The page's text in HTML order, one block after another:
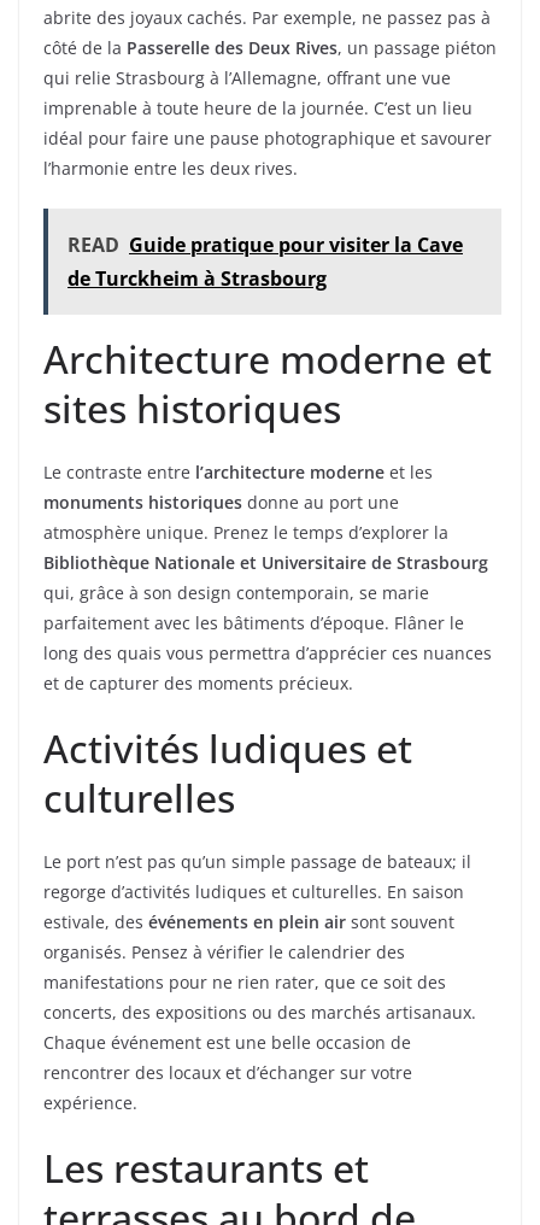
abrite des joyaux cachés. Par exemple, ne passez pas à
côté de la Passerelle des Deux Rives, un passage piéton
qui relie Strasbourg à l’Allemagne, offrant une vue
imprenable à toute heure de la journée. C’est un lieu
idéal pour faire une pause photographique et savourer
l’harmonie entre les deux rives.
READ Guide pratique pour visiter la Cave
de Turckheim à Strasbourg
Architecture moderne et
sites historiques
Le contraste entre l’architecture moderne et les
monuments historiques donne au port une
atmosphère unique. Prenez le temps d’explorer la
Bibliothèque Nationale et Universitaire de Strasbourg
qui, grâce à son design contemporain, se marie
parfaitement avec les bâtiments d’époque. Flâner le
long des quais vous permettra d’apprécier ces nuances
et de capturer des moments précieux.
Activités ludiques et
culturelles
Le port n’est pas qu’un simple passage de bateaux; il
regorge d’activités ludiques et culturelles. En saison
estivale, des événements en plein air sont souvent
organisés. Pensez à vérifier le calendrier des
manifestations pour ne rien rater, que ce soit des
concerts, des expositions ou des marchés artisanaux.
Chaque événement est une belle occasion de
rencontrer des locaux et d’échanger sur votre
expérience.
Les restaurants et